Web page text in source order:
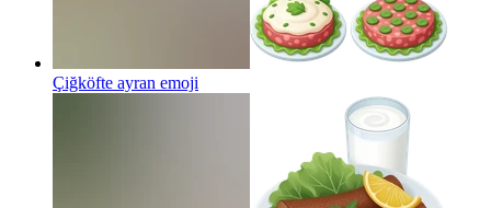
Çiğköfte ayran emoji